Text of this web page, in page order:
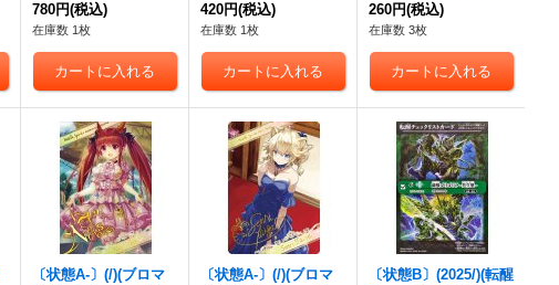
ルール【-】{D07-01}
《》
780円(税込)
在庫数 1枚
プリマ]バンリ・ゼル
【-】{D05-23}《》
420円(税込)
在庫数 1枚
の世界/白き機神【-】
{BS52-TX02}《白》
260円(税込)
在庫数 3枚
〔状態A-〕(/)(ブロマ
〔状態A-〕(/)(ブロマ
〔状態B〕(2025/)(転醒